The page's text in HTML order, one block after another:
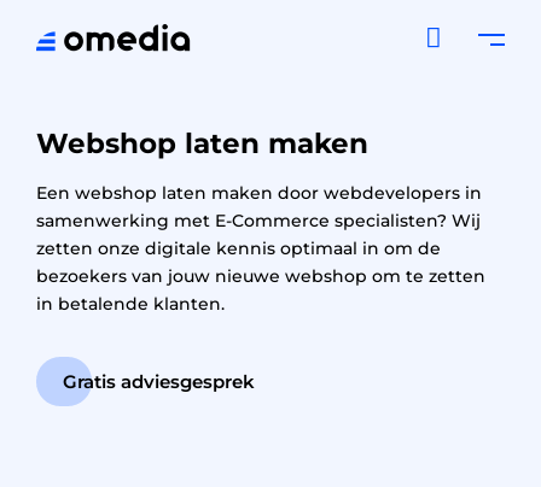

Webshop laten maken
Een webshop laten maken door webdevelopers in
samenwerking met E-Commerce specialisten? Wij
zetten onze digitale kennis optimaal in om de
bezoekers van jouw nieuwe webshop om te zetten
in betalende klanten.
Gratis adviesgesprek